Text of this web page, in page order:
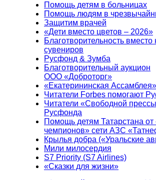
Помощь детям в больницах
Помощь людям в
Защитим врачей
«Дети вместо цветов – 2026»
Благотворительность вместо
сувениров
Русфонд & Зумба
Благотворительный аукцион
ООО «Доброторг»
«Екатерининская Ассамблея»
Читатели Forbes помогают
Читатели «Свободной
Русфонда
Помощь детям Татарстана от
чемпионов» сети АЗС
Крылья добра («Уральские
Мили милосердия
S7 Priority (S7 Airlines)
«Сказки для жизни»